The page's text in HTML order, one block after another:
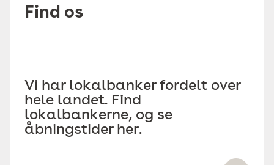
Find os
Vi har lokalbanker fordelt over
hele landet. Find
lokalbankerne, og se
åbningstider her.